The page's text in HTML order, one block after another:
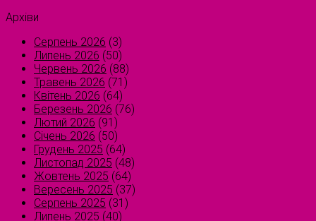
Архіви
Серпень 2026 (3)
Липень 2026 (50)
Червень 2026 (88)
Травень 2026 (71)
Квітень 2026 (64)
Березень 2026 (76)
Лютий 2026 (91)
Січень 2026 (50)
Грудень 2025 (64)
Листопад 2025 (48)
Жовтень 2025 (64)
Вересень 2025 (37)
Серпень 2025 (31)
Липень 2025 (40)